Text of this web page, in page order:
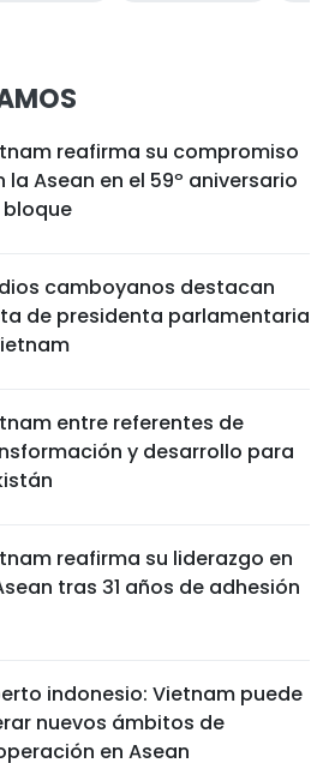
reafirma su compromiso
la Asean en el 59º aniversario
bloque
camboyanos destacan
de presidenta parlamentaria
entre referentes de
y desarrollo para
reafirma su liderazgo en
tras 31 años de adhesión
indonesio: Vietnam puede
nuevos ámbitos de
en Asean